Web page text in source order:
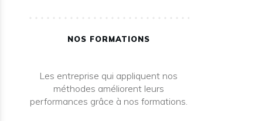
NOS FORMATIONS
Les entreprise qui appliquent nos
méthodes améliorent leurs
performances grâce à nos formations.